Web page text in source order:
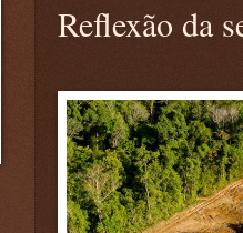
Reflexão da